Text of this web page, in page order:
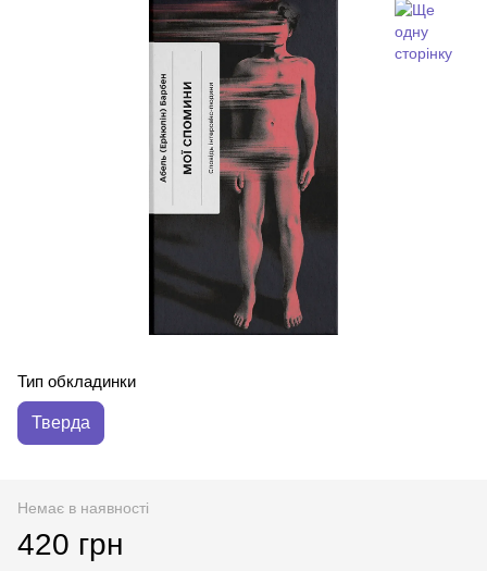
Тип обкладинки
Тверда
Немає в наявності
420 грн